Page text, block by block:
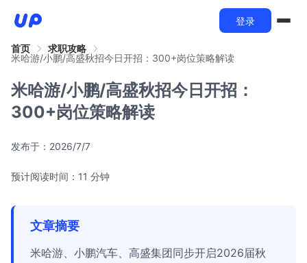
登录
首页
求职攻略
米哈游/小鹏/高盛秋招今日开招：300+岗位策略解读
米哈游/小鹏/高盛秋招今日开招：
300+岗位策略解读
发布于： 2026/7/7
预计阅读时间：11 分钟
文章摘要
米哈游、小鹏汽车、高盛集团同步开启2026届秋